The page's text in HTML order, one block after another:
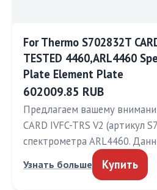
For Thermo S702832T
TESTED 4460,ARL4460
Plate Element Plate
602009.85 RUB
Предлагаем вашему
CARD IVFC-TRS V2 (артикул
спектрометра ARL4460.
Узнать больше Купить